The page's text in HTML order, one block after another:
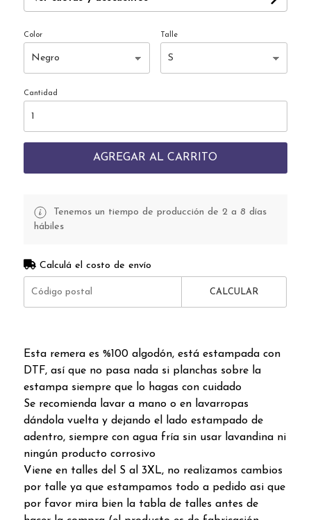
Color Talle
Cantidad
AGREGAR AL CARRITO
Tenemos un tiempo de producción de 2 a 8 días
hábiles
Calculá el costo de envío
CALCULAR
Esta remera es %100 algodón, está estampada con
DTF, así que no pasa nada si planchas sobre la
estampa siempre que lo hagas con cuidado
Se recomienda lavar a mano o en lavarropas
dándola vuelta y dejando el lado estampado de
adentro, siempre con agua fría sin usar lavandina ni
ningún producto corrosivo
Viene en talles del S al 3XL, no realizamos cambios
por talle ya que estampamos todo a pedido asi que
por favor mira bien la tabla de talles antes de